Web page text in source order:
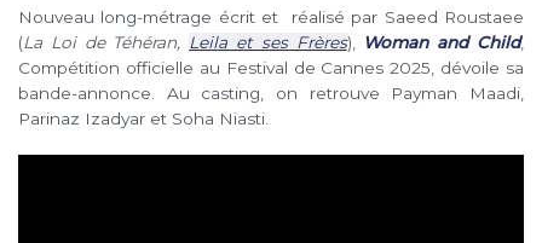
Nouveau long-métrage écrit et réalisé par Saeed Roustaee
(La Loi de Téhéran, Leila et ses Frères), Woman and Child,
Compétition officielle au Festival de Cannes 2025, dévoile sa
bande-annonce. Au casting, on retrouve Payman Maadi,
Parinaz Izadyar et Soha Niasti.